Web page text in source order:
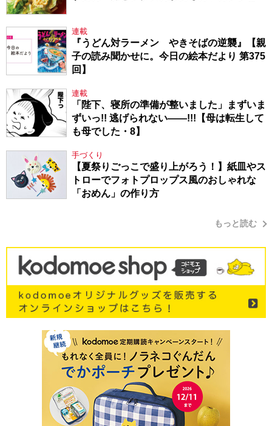
連載
『うどん対ラーメン やきそばの逆襲』【親
子の読み聞かせに。今日の絵本だより 第375
回】
連載
「陛下、寝所の準備が整いました」まずいま
ずいっ!! 逃げられない――!!!【母は転生して
も母でした・8】
手づくり
【夏祭りごっこで盛り上がろう！】紙皿やス
トローでフォトプロップス風のおしゃれな
「おめん」の作り方
もっと読む